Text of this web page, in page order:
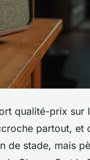
qualité-prix sur
partout, et
de stade, mais